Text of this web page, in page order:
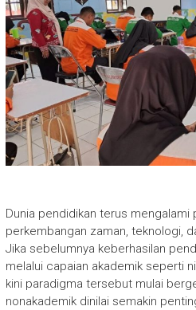
Dunia pendidikan terus mengalami
perkembangan zaman, teknologi,
Jika sebelumnya keberhasilan
melalui capaian akademik seperti
kini paradigma tersebut mulai
nonakademik dinilai semakin